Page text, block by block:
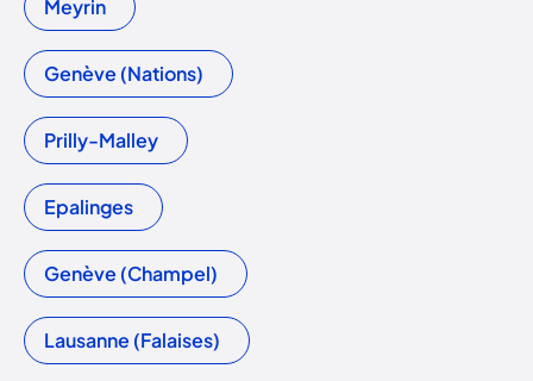
Meyrin
Genève (Nations)
Prilly-Malley
Epalinges
Genève (Champel)
Lausanne (Falaises)